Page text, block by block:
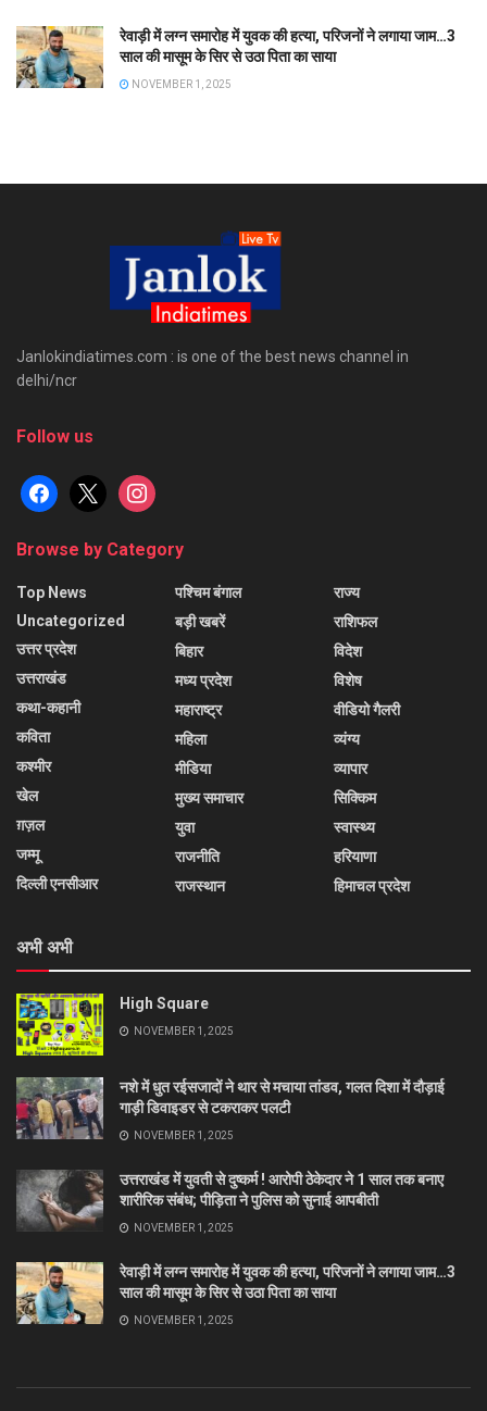
रेवाड़ी में लग्न समारोह में युवक की हत्या, परिजनों ने लगाया जाम…3
साल की मासूम के सिर से उठा पिता का साया
NOVEMBER 1, 2025
Janlokindiatimes.com : is one of the best news channel in
delhi/ncr
Follow us
facebook
x instagram
Browse by Category
Top News
Uncategorized
उत्तर प्रदेश
उत्तराखंड
कथा-कहानी
कविता
कश्मीर
खेल
ग़ज़ल
जम्मू
दिल्ली एनसीआर
पश्चिम बंगाल
बड़ी खबरें
बिहार
मध्य प्रदेश
महाराष्ट्र
महिला
मीडिया
मुख्य समाचार
युवा
राजनीति
राजस्थान
राज्य
राशिफल
विदेश
विशेष
वीडियो गैलरी
व्यंग्य
व्यापार
सिक्किम
स्वास्थ्य
हरियाणा
हिमाचल प्रदेश
अभी अभी
High Square
NOVEMBER 1, 2025
नशे में धुत रईसजादों ने थार से मचाया तांडव, गलत दिशा में दौड़ाई
गाड़ी डिवाइडर से टकराकर पलटी
NOVEMBER 1, 2025
उत्तराखंड में युवती से दुष्कर्म ! आरोपी ठेकेदार ने 1 साल तक बनाए
शारीरिक संबंध; पीड़िता ने पुलिस को सुनाई आपबीती
NOVEMBER 1, 2025
रेवाड़ी में लग्न समारोह में युवक की हत्या, परिजनों ने लगाया जाम…3
साल की मासूम के सिर से उठा पिता का साया
NOVEMBER 1, 2025